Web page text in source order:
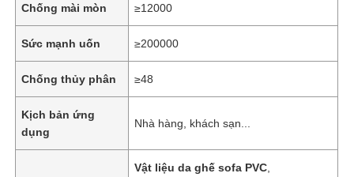
Các sản phẩm
Video
Về chúng tôi
Chống mài mòn ≥12000
Sức mạnh uốn ≥200000
Chống thủy phân ≥48
Kịch bản ứng
dụng
Nhà hàng, khách sạn...
Vật liệu da ghế sofa PVC